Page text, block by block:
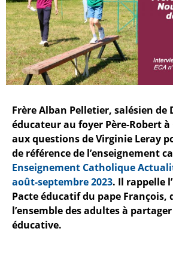
Frère Alban Pelletier, salésien de
éducateur au foyer Père-Robert à
aux questions de Virginie Leray
de référence de l’enseignement
Enseignement Catholique
août-septembre 2023. Il rappelle
Pacte éducatif du pape François,
l’ensemble des adultes à
éducative.